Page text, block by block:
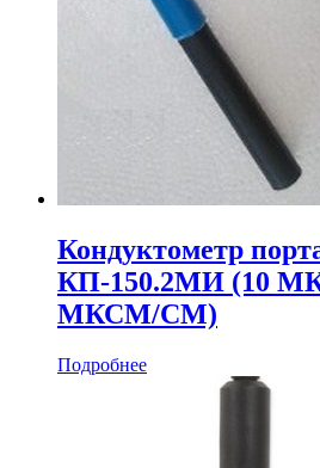
Кондуктометр
КП‑150.2МИ (10
МКСМ/СМ)
Подробнее